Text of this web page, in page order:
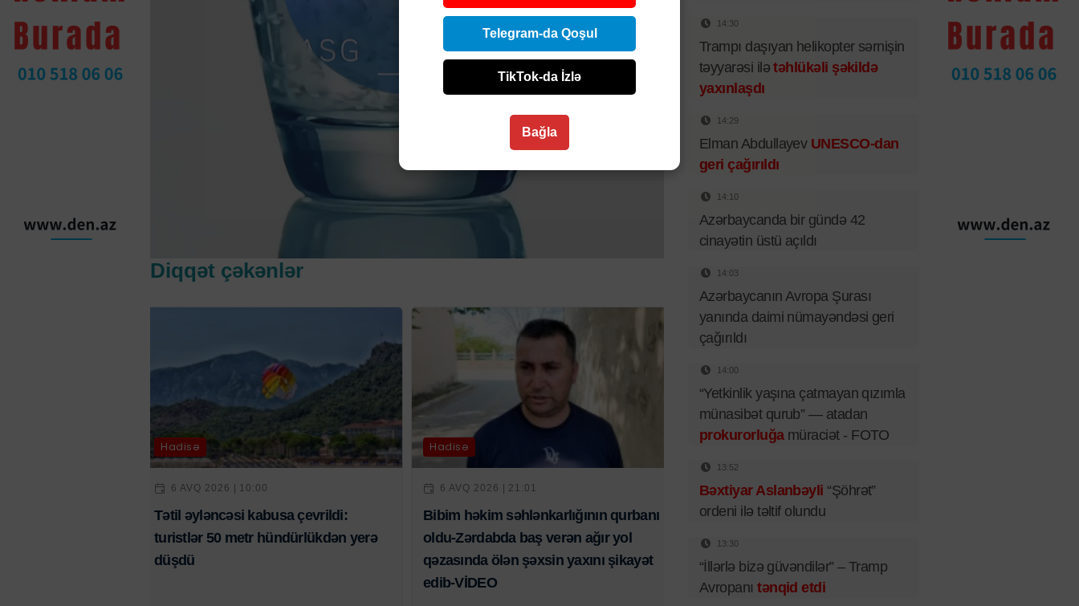
Diqqət çəkənlər
Hadisə
6 AVQ 2026 | 10:00
Tətil əyləncəsi kabusa çevrildi:
turistlər 50 metr hündürlükdən yerə
düşdü
Hadisə
6 AVQ 2026 | 21:01
Bibim həkim səhlənkarlığının qurbanı
oldu-Zərdabda baş verən ağır yol
qəzasında ölən şəxsin yaxını şikayət
edib-VİDEO
14:30
Trampı daşıyan helikopter sərnişin
təyyarəsi ilətəhlükəli şəkildə
yaxınlaşdı
14:29
Elman Abdullayev UNESCO-dan
geri çağırıldı
14:10
Azərbaycanda bir gündə 42
cinayətin üstü açıldı
14:03
Azərbaycanın Avropa Şurası
yanında daimi nümayəndəsi geri
çağırıldı
14:00
“Yetkinlik yaşına çatmayan qızımla
münasibət qurub” — atadan
prokurorluğamüraciət - FOTO
13:52
Bəxtiyar Aslanbəyli “Şöhrət”
ordeni ilə təltif olundu
13:30
“İllərlə bizə güvəndilər” – Tramp
Avropanıtənqid etdi
Telegram-da Qoşul
TikTok-da İzlə
Bağla